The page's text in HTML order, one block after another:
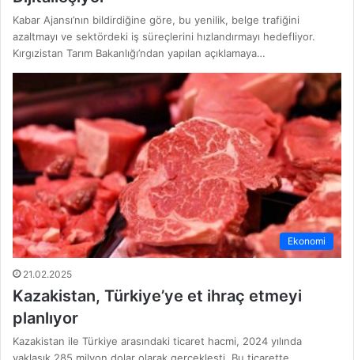
Kabar Ajansı’nın bildirdiğine göre, bu yenilik, belge trafiğini
azaltmayı ve sektördeki iş süreçlerini hızlandırmayı hedefliyor.
Kırgızistan Tarım Bakanlığı’ndan yapılan açıklamaya…
Ekonomi
21.02.2025
Kazakistan, Türkiye’ye et ihraç etmeyi
planlıyor
Kazakistan ile Türkiye arasındaki ticaret hacmi, 2024 yılında